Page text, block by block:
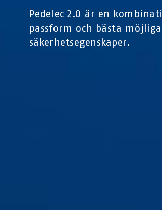
Pedelec 2.0 är en
passform och bästa möjliga
säkerhetsegenskaper.